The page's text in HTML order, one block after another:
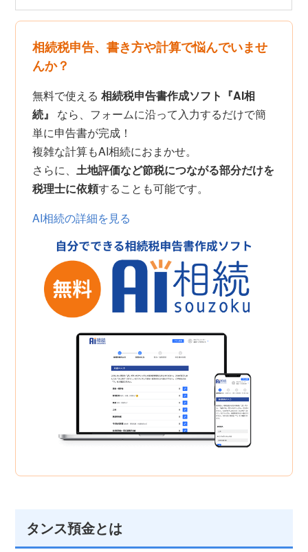
相続税申告、書き方や計算で悩んでいませ
んか？
無料で使える相続税申告書作成ソフト『AI相
続』
なら、フォームに沿って入力するだけで簡
単に申告書が完成！
複雑な計算もAI相続におまかせ。
さらに、土地評価など節税につながる部分だけを
税理士に依頼することも可能です。
AI相続の詳細を見る
タンス預金とは